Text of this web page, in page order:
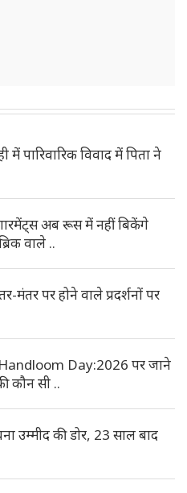
में पारिवारिक विवाद में पिता ने
अब रूस में नहीं बिकेंगे
वाले ..
मंतर पर होने वाले प्रदर्शनों पर
Day:2026 पर जाने
कौन सी ..
उम्मीद की डोर, 23 साल बाद